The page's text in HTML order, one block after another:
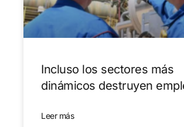
Incluso los sectores más
dinámicos destruyen
Leer más